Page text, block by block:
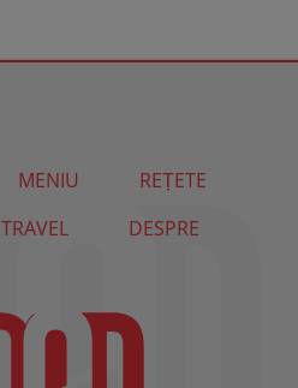
MENIU
REȚETE
TRAVEL DESPRE